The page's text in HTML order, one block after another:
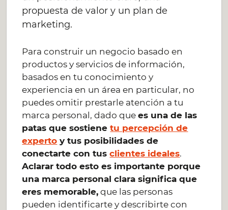
propuesta de valor y un plan de
marketing.
Para construir un negocio basado en
productos y servicios de información,
basados en tu conocimiento y
experiencia en un área en particular, no
puedes omitir prestarle atención a tu
marca personal, dado quees una de las
patas que sostienetu percepción de
experto y tus posibilidades de
conectarte con tusclientes ideales.
Aclarar todo esto es importante porque
una marca personal clara significa que
eres memorable, que las personas
pueden identificarte y describirte con